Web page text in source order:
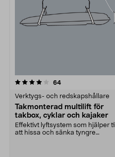
64recensioner
Verktygs- och redskapshållare
Takmonterad multilift för
takbox, cyklar och kajaker
Effektivt lyftsystem som hjälper till
att hissa och sänka tyngre
4.5 av 5 stjärnor